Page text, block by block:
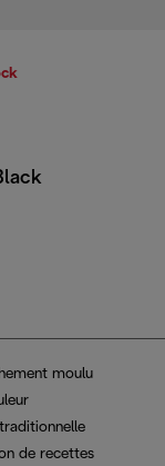
moulu
de recettes